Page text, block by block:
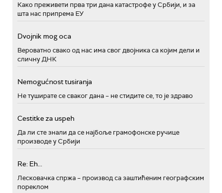
Како преживети прва три дана катастрофе у Србији, и за
шта нас припрема ЕУ
Dvojnik mog oca
Вероватно свако од нас има свог двојника са којим дели и
сличну ДНК
Nemogućnost tusiranja
Не туширате се сваког дана – не стидите се, то је здраво
Cestitke za uspeh
Да ли сте знали да се најбоље грамофонске ручице
производе у Србији
Re: Eh...
Лесковачка спржа – производ са заштићеним географским
пореклом